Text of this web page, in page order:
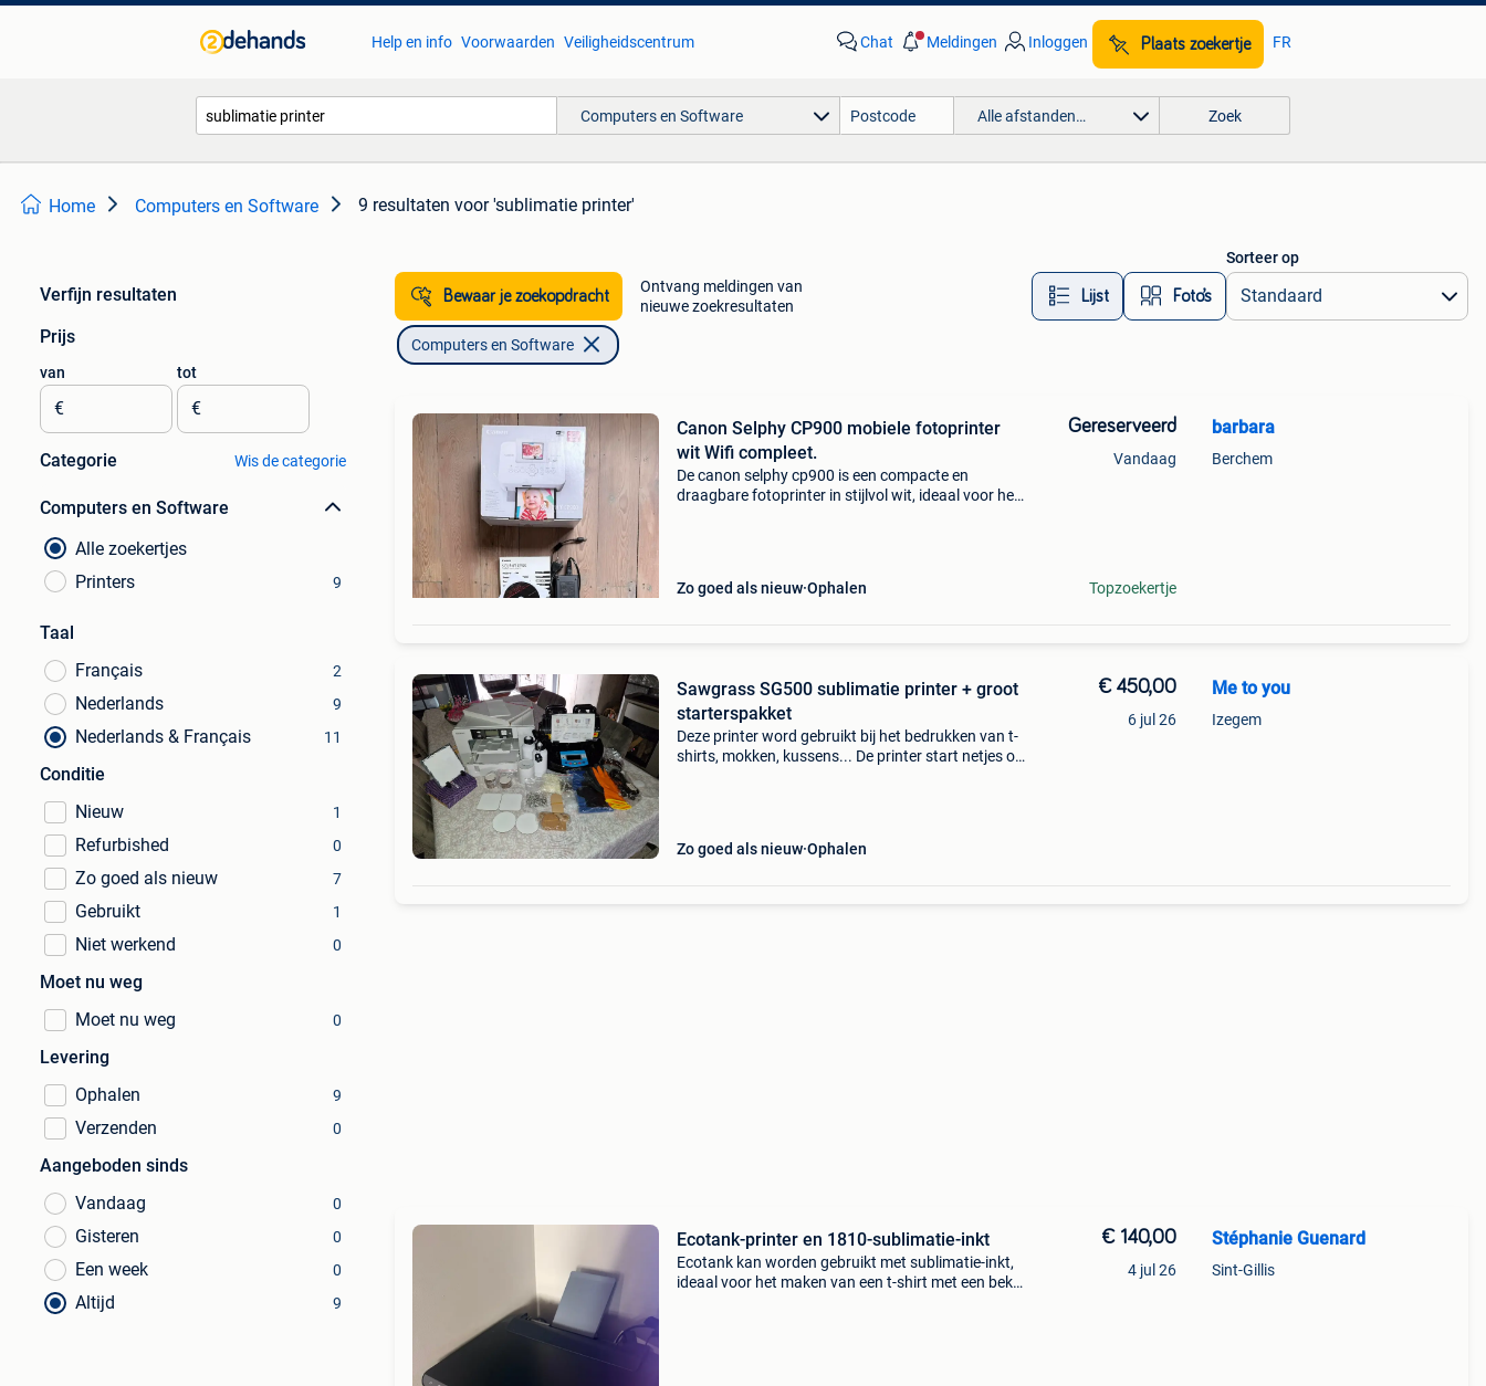
Help en info Voorwaarden Veiligheidscentrum Chat Meldingen Inloggen Plaats zoekertje FR
Computers en Software Alle afstanden… Zoek
Home Computers en Software 9 resultaten voor 'sublimatie printer'
Verfijn resultaten
Prijs
van
€
tot
€
Categorie Wis de categorie
Computers en Software
Alle zoekertjes
Printers
9
Taal
Français
2
Nederlands 9
Nederlands & Français 11
Conditie
Nieuw
1
Refurbished 0
Zo goed als nieuw 7
Gebruikt 1
Niet werkend 0
Moet nu weg
Moet nu weg
0
Levering
Ophalen
9
Verzenden 0
Aangeboden sinds
Vandaag
0
Gisteren 0
Een week 0
Altijd 9
Bewaar je zoekopdracht
Ontvang meldingen van
nieuwe zoekresultaten
Lijst Foto’s
Sorteer op
Computers en Software
Canon Selphy CP900 mobiele fotoprinter
wit Wifi compleet.
De canon selphy cp900 is een compacte en
draagbare fotoprinter in stijlvol wit, ideaal voor het
Zo goed als nieuw Ophalen
Gereserveerd
Vandaag
Topzoekertje
barbara
Berchem
Sawgrass SG500 sublimatie printer + groot
starterspakket
Deze printer word gebruikt bij het bedrukken van t-
shirts, mokken, kussens... De printer start netjes op
Zo goed als nieuw Ophalen
€ 450,00
6 jul 26
Me to you
Izegem
Ecotank-printer en 1810-sublimatie-inkt
Ecotank kan worden gebruikt met sublimatie-inkt,
ideaal voor het maken van een t-shirt met een beker
€ 140,00
4 jul 26
Stéphanie Guenard
Sint-Gillis